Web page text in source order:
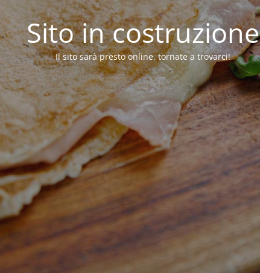
Sito in costruzione
Il sito sarà presto online, tornate a trovarci!